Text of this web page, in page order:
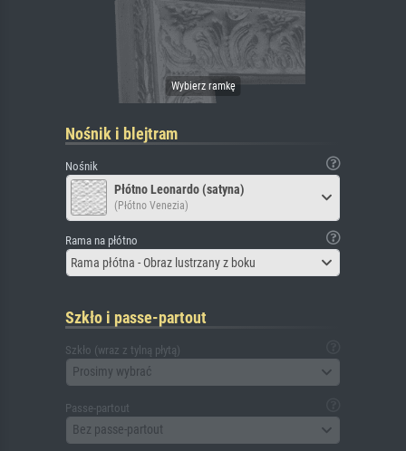
Nośnik i blejtram
Nośnik
Płótno Leonardo (satyna)
(Płótno Venezia)
Rama na płótno
Rama płótna - Obraz lustrzany z boku
Szkło i passe-partout
Szkło (wraz z tylną płytą)
Prosimy wybrać
Passe-partout
Bez passe-partout